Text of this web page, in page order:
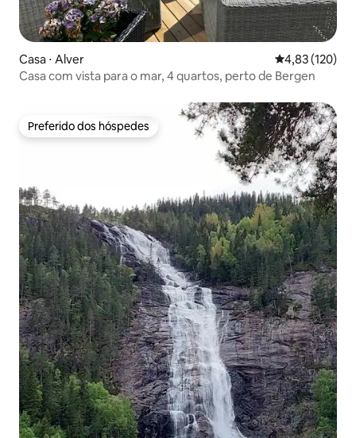
Casa ⋅ Alver 4,83 de uma
4,83 (120)
Casa com vista para o mar, 4 quartos, perto de Bergen
Preferido dos hóspedes
Preferido dos hóspedes